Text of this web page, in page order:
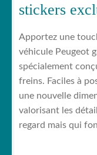
stickers
Apportez une
véhicule Peugeot
spécialement
freins. Faciles à
une nouvelle
valorisant les
regard mais qui